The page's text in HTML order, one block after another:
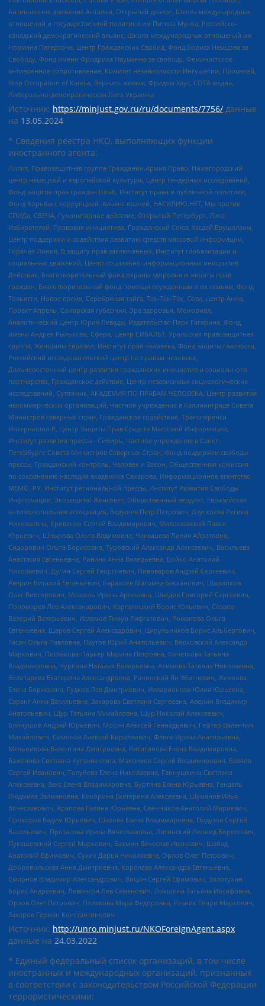
Антивоенное движение Антальи, Открытый диалог, Школа международных
отношений и государственной политики им Питера Мунка, Российско-
канадский демократический альянс, Школа международных отношений им
Нормана Патерсона, Центр Гражданских Свобод, Фонд Бориса Немцова за
Свободу, Фонд имени Фридриха Науманна за свободу, Феминистское
антивоенное сопротивление, Комитет независимости Ингушетии, Прометей,
Stop Occupation of Karelia, Вернись живым, Фридом Хаус, СОТА медиа,
Либерально-демократическая Лига Украины
Источник: https://minjust.gov.ru/ru/documents/7756/ данные
на 13.05.2024
* Сведения реестра НКО, выполняющих функции
иностранного агента:
Лилит, Правозащитная группа Гражданин.Армия.Право, Нижегородский
центр немецкой и европейской культуры, Центр гендерных исследований,
Фонд защиты прав граждан Штаб, Институт права и публичной политики,
Фонд борьбы с коррупцией, Альянс врачей, НАСИЛИЮ.НЕТ, Мы против
СПИДа, СВЕЧА, Гуманитарное действие, Открытый Петербург, Лига
Избирателей, Правовая инициатива, Гражданский Союз, Хасдей Ерушалаим,
Центр поддержки и содействия развитию средств массовой информации,
Горячая Линия, В защиту прав заключенных, Институт глобализации и
социальных движений, Центр социально-информационных инициатив
Действие, Благотворительный фонд охраны здоровья и защиты прав
граждан, Благотворительный фонд помощи осужденным и их семьям, Фонд
Тольятти, Новое время, Серебряная тайга, Так-Так-Так, Сова, центр Анна,
Проект Апрель, Самарская губерния, Эра здоровья, Мемориал,
Аналитический Центр Юрия Левады, Издательство Парк Гагарина, Фонд
имени Андрея Рылькова, Сфера, Центр СИБАЛЬТ, Уральская правозащитная
группа, Женщины Евразии, Институт прав человека, Фонд защиты гласности,
Российский исследовательский центр по правам человека,
Дальневосточный центр развития гражданских инициатив и социального
партнерства, Гражданское действие, Центр независимых социологических
исследований, Сутяжник, АКАДЕМИЯ ПО ПРАВАМ ЧЕЛОВЕКА, Центр развития
некоммерческих организаций, Частное учреждение в Калининграде Совета
Министров северных стран, Гражданское содействие, Трансперенси
Интернешнл-Р, Центр Защиты Прав Средств Массовой Информации,
Институт развития прессы - Сибирь, Частное учреждение в Санкт-
Петербурге Совета Министров Северных Стран, Фонд поддержки свободы
прессы, Гражданский контроль, Человек и Закон, Общественная комиссия
по сохранению наследия академика Сахарова, Информационное агентство
МЕМО. РУ, Институт региональной прессы, Институт Развития Свободы
Информации, Экозащита!-Женсовет, Общественный вердикт, Евразийская
антимонопольная ассоциация, Бедушев Петр Петрович, Дзугкоева Регина
Николаевна, Кривенко Сергей Владимирович, Милославский Павел
Юрьевич, Шнырова Ольга Вадимовна, Чанышева Лилия Айратовна,
Сидорович Ольга Борисовна, Туровский Александр Алексеевич, Васильева
Анастасия Евгеньевна, Ривина Анна Валерьевна, Бойко Анатолий
Николаевич, Дугин Сергей Георгиевич, Пивоваров Андрей Сергеевич,
Аверин Виталий Евгеньевич, Барахоев Магомед Бекханович, Шарипков
Олег Викторович, Мошель Ирина Ароновна, Шведов Григорий Сергеевич,
Пономарев Лев Александрович, Каргалицкий Борис Юльевич, Созаев
Валерий Валерьевич, Исламов Тимур Рифгатович, Романова Ольга
Евгеньевна, Щаров Сергей Алексадрович, Цирульников Борис Альбертович,
Гасан Ольга Павловна, Паутов Юрий Анатольевич, Верховский Александр
Маркович, Пислакова-Паркер Марина Петровна, Кочеткова Татьяна
Владимировна, Чуркина Наталья Валерьевна, Акимова Татьяна Николаевна,
Золотарева Екатерина Александровна, Рачинский Ян Збигневич, Жемкова
Елена Борисовна, Гудков Лев Дмитриевич, Илларионова Юлия Юрьевна,
Саранг Анна Васильевна, Захарова Светлана Сергеевна, Аверин Владимир
Анатольевич, Щур Татьяна Михайловна, Щур Николай Алексеевич,
Блинушов Андрей Юрьевич, Мосин Алексей Геннадьевич, Гефтер Валентин
Михайлович, Симонов Алексей Кириллович, Флиге Ирина Анатольевна,
Мельникова Валентина Дмитриевна, Вититинова Елена Владимировна,
Баженова Светлана Куприяновна, Максимов Сергей Владимирович, Беляев
Сергей Иванович, Голубева Елена Николаевна, Ганнушкина Светлана
Алексеевна, Закс Елена Владимировна, Буртина Елена Юрьевна, Гендель
Людмила Залмановна, Кокорина Екатерина Алексеевна, Шуманов Илья
Вячеславович, Арапова Галина Юрьевна, Свечников Анатолий Мариевич,
Прохоров Вадим Юрьевич, Шахова Елена Владимировна, Подузов Сергей
Васильевич, Протасова Ирина Вячеславовна, Литинский Леонид Борисович,
Лукашевский Сергей Маркович, Бахмин Вячеслав Иванович, Шабад
Анатолий Ефимович, Сухих Дарья Николаевна, Орлов Олег Петрович,
Добровольская Анна Дмитриевна, Королева Александра Евгеньевна,
Смирнов Владимир Александрович, Вицин Сергей Ефимович, Золотухин
Борис Андреевич, Левинсон Лев Семенович, Локшина Татьяна Иосифовна,
Орлов Олег Петрович, Полякова Мара Федоровна, Резник Генри Маркович,
Захаров Герман Константинович
Источник: http://unro.minjust.ru/NKOForeignAgent.aspx
данные на 24.03.2022
* Единый федеральный список организаций, в том числе
иностранных и международных организаций, признанных
в соответствии с законодательством Российской Федерации
террористическими: